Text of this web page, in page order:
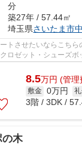
分
築27年 / 57.44㎡
埼玉県さいたま市
トさせたいならこち
ロゼット・シューズボ
の収納に重...
8.5万円 (管理
敷金 0万円
3階 / 3DK /
の木